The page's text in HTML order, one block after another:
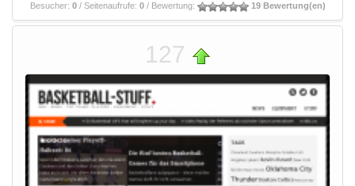
Besucher: 0/ Seitenaufrufe: 0/ Bewertung: 19 Bewertung(en)
127